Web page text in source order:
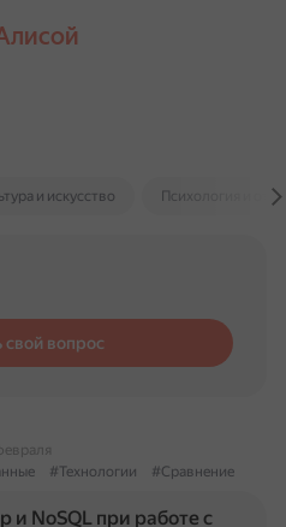
и искусство Психология и
свой вопрос
#Технологии #Сравнение
и NoSQL при работе с